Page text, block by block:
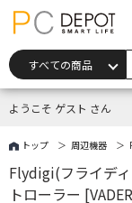
ようこそ ゲスト さん
トップ 周辺機器
Flydigi(フライデ
トローラー